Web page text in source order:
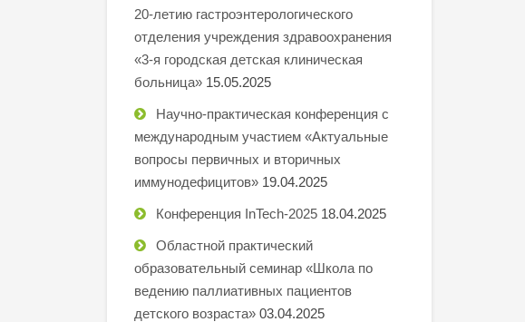
20-летию гастроэнтерологического
отделения учреждения здравоохранения
«3-я городская детская клиническая
больница» 15.05.2025
Научно-практическая конференция с
международным участием «Актуальные
вопросы первичных и вторичных
иммунодефицитов» 19.04.2025
Конференция InTech-2025 18.04.2025
Областной практический
образовательный семинар «Школа по
ведению паллиативных пациентов
детского возраста» 03.04.2025